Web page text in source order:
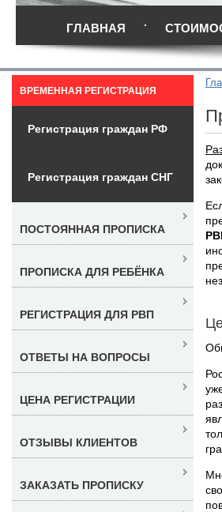
ГЛАВНАЯ
ВРЕМЕННАЯ РЕГИСТРАЦИЯ
Регистрация граждан РФ
Регистрация граждан СНГ
ПОСТОЯННАЯ ПРОПИСКА
ПРОПИСКА ДЛЯ РЕБЁНКА
РЕГИСТРАЦИЯ ДЛЯ РВП
ОТВЕТЫ НА ВОПРОСЫ
ЦЕНА РЕГИСТРАЦИИ
ОТЗЫВЫ КЛИЕНТОВ
ЗАКАЗАТЬ ПРОПИСКУ